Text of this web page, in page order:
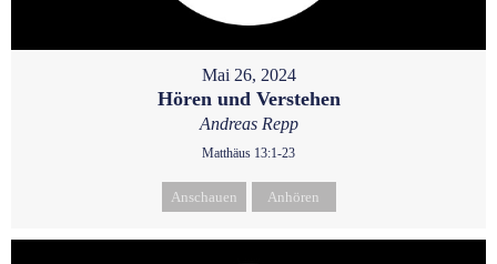
Mai 26, 2024
Hören und Verstehen
Andreas Repp
Matthäus 13:1-23
Anschauen Anhören